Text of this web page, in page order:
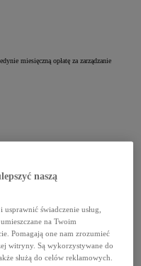
miesięczną opłatę za zarządzanie
serwisowej w Autoryzowanych Stacjach
naszą
świadczenie usług,
na Twoim
Pomagają one nam zrozumieć
witryny. Są wykorzystywane do
służą do celów reklamowych.